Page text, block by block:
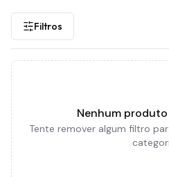
Filtros
Nenhum
Tente remover algum filtro